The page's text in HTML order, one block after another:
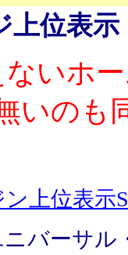
上位表
ないホ
いのも
上位表示
バーサル